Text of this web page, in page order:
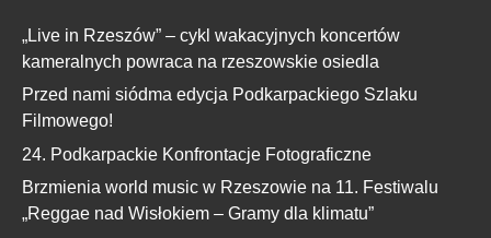
„Live in Rzeszów” – cykl wakacyjnych koncertów
kameralnych powraca na rzeszowskie osiedla
Przed nami siódma edycja Podkarpackiego Szlaku
Filmowego!
24. Podkarpackie Konfrontacje Fotograficzne
Brzmienia world music w Rzeszowie na 11. Festiwalu
„Reggae nad Wisłokiem – Gramy dla klimatu”